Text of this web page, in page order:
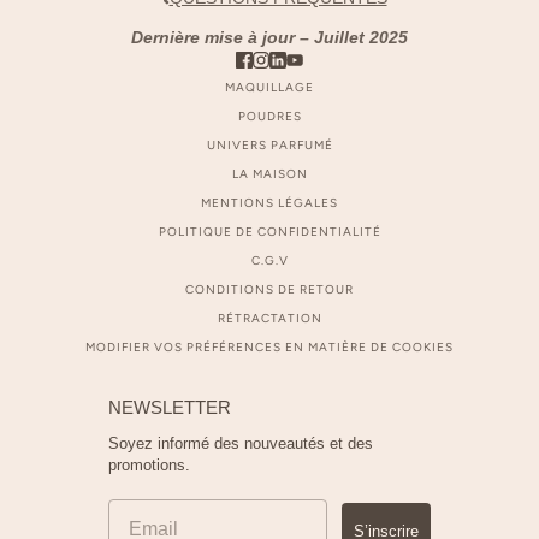
Dernière mise à jour – Juillet 2025
MAQUILLAGE
POUDRES
UNIVERS PARFUMÉ
LA MAISON
MENTIONS LÉGALES
POLITIQUE DE CONFIDENTIALITÉ
C.G.V
CONDITIONS DE RETOUR
RÉTRACTATION
MODIFIER VOS PRÉFÉRENCES EN MATIÈRE DE COOKIES
NEWSLETTER
Soyez informé des nouveautés et des
promotions.
S’inscrire